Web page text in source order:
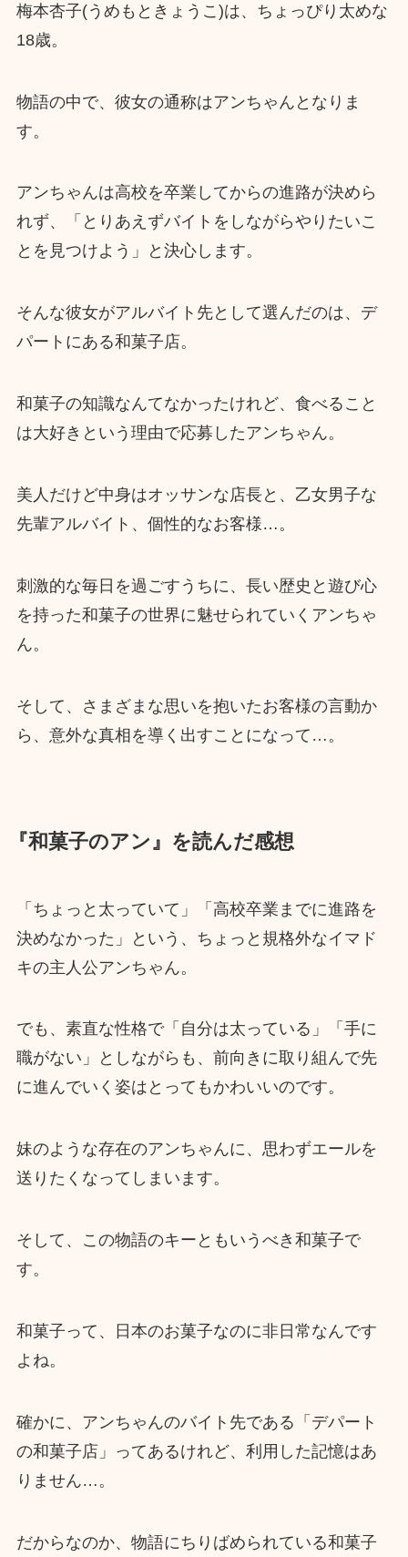
梅本杏子(うめもときょうこ)は、ちょっぴり太めな
18歳。
物語の中で、彼女の通称はアンちゃんとなりま
す。
アンちゃんは高校を卒業してからの進路が決めら
れず、「とりあえずバイトをしながらやりたいこ
とを見つけよう」と決心します。
そんな彼女がアルバイト先として選んだのは、デ
パートにある和菓子店。
和菓子の知識なんてなかったけれど、食べること
は大好きという理由で応募したアンちゃん。
美人だけど中身はオッサンな店長と、乙女男子な
先輩アルバイト、個性的なお客様…。
刺激的な毎日を過ごすうちに、長い歴史と遊び心
を持った和菓子の世界に魅せられていくアンちゃ
ん。
そして、さまざまな思いを抱いたお客様の言動か
ら、意外な真相を導く出すことになって…。
『和菓子のアン』を読んだ感想
「ちょっと太っていて」「高校卒業までに進路を
決めなかった」という、ちょっと規格外なイマド
キの主人公アンちゃん。
でも、素直な性格で「自分は太っている」「手に
職がない」としながらも、前向きに取り組んで先
に進んでいく姿はとってもかわいいのです。
妹のような存在のアンちゃんに、思わずエールを
送りたくなってしまいます。
そして、この物語のキーともいうべき和菓子で
す。
和菓子って、日本のお菓子なのに非日常なんです
よね。
確かに、アンちゃんのバイト先である「デパート
の和菓子店」ってあるけれど、利用した記憶はあ
りません…。
だからなのか、物語にちりばめられている和菓子